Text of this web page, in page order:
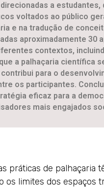
a
voltados ao público
e na tradução de
aproximadamente
contextos,
a palhaçaria científica
para o
os participantes.
eficaz para a
mais engajados
práticas de
os limites dos